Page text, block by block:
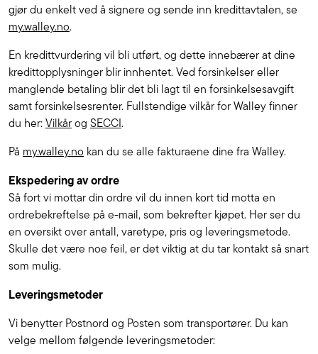
gjør du enkelt ved å signere og sende inn kredittavtalen, se
my.walley.no.
En kredittvurdering vil bli utført, og dette innebærer at dine
kredittopplysninger blir innhentet. Ved forsinkelser eller
manglende betaling blir det bli lagt til en forsinkelsesavgift
samt forsinkelsesrenter. Fullstendige vilkår for Walley finner
du her:Vilkårog SECCI.
På my.walley.no kan du se alle fakturaene dine fra Walley.
Ekspedering av ordre
Så fort vi mottar din ordre vil du innen kort tid motta en
ordrebekreftelse på e-mail, som bekrefter kjøpet. Her ser du
en oversikt over antall, varetype, pris og leveringsmetode.
Skulle det være noe feil, er det viktig at du tar kontakt så snart
som mulig.
Leveringsmetoder
Vi benytter Postnord og Posten som transportører. Du kan
velge mellom følgende leveringsmetoder: